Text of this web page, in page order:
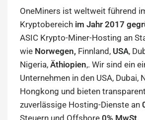
OneMiners ist weltweit führend
Kryptobereich im Jahr 2017
ASIC Krypto-Miner-Hosting an
wie Norwegen, Finnland, USA,
Nigeria,Äthiopien,. Wir sind ein
Unternehmen in den USA, Dubai,
Hongkong und bieten
zuverlässige Hosting-Dienste an
Steuern und Offshore0% MwSt.